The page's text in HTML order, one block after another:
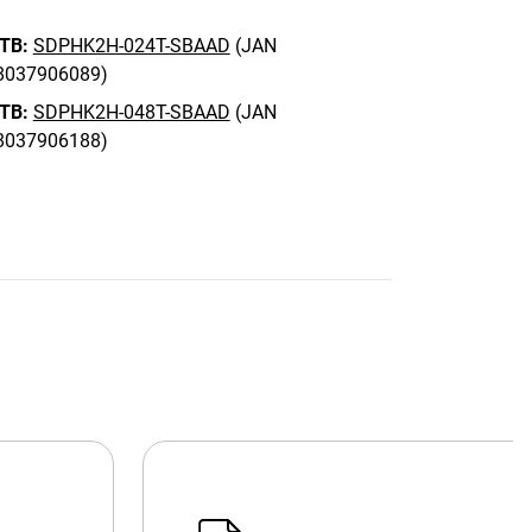
SDPHK2H-024T-SBAAD (JAN
SDPHK2H-048T-SBAAD (JAN